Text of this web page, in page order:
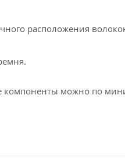
расположения
компоненты можно по